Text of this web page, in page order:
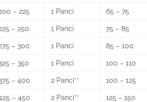
– 225 1 Panci 65 – 75
– 250 1 Panci 75 – 85
– 300 1 Panci 85 – 100
– 350 1 Panci 100 – 110
– 400 2 Panci** 100 – 125
– 450 2 Panci** 125 – 150